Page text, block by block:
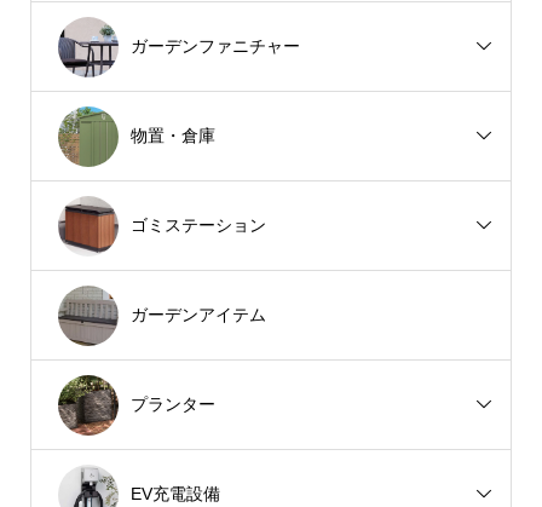
ガーデンファニチャー
物置・倉庫
ゴミステーション
ガーデンアイテム
プランター
EV充電設備